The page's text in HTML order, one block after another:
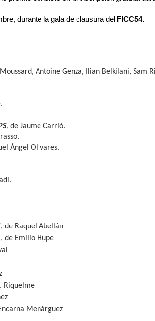
durante la gala de clausura del FICC54.
Antoine Genza, Ilian Belkilani, Sam
, de Jaume Carrió.
Ángel Olivares.
, de Raquel Abellán
, de Emilio Hupe
Riquelme
Menárguez